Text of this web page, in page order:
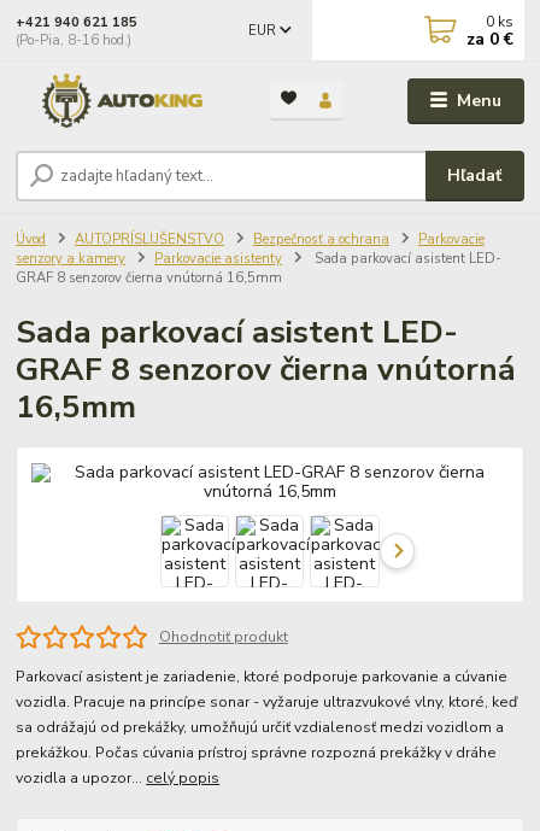
Menu
EUR
Hľadať
+421 940 621 185
(Po-Pia, 8-16 hod.)
0 ks
za 0 €
Úvod AUTOPRÍSLUŠENSTVO Bezpečnosť a ochrana
Parkovacie
senzory a kamery
Parkovacie asistenty
Sada parkovací asistent LED-
GRAF 8 senzorov čierna vnútorná 16,5mm
Sada parkovací asistent LED-
GRAF 8 senzorov čierna vnútorná
16,5mm
Ohodnotiť produkt
Parkovací asistent je zariadenie, ktoré podporuje parkovanie a cúvanie
vozidla. Pracuje na princípe sonar - vyžaruje ultrazvukové vlny, ktoré, keď
sa odrážajú od prekážky, umožňujú určiť vzdialenosť medzi vozidlom a
prekážkou. Počas cúvania prístroj správne rozpozná prekážky v dráhe
vozidla a upozor... celý popis